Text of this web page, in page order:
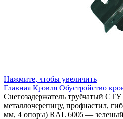
Нажмите, чтобы увеличить
Главная Кровля Обустройство
Снегозадержатель трубчатый
металлочерепицу, профнастил,
мм, 4 опоры) RAL 6005 —